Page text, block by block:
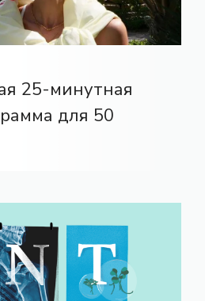
25-минутная
для 50